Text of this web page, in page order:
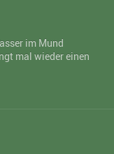
im Mund
mal wieder einen